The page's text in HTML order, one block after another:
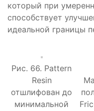
который при
способствует
идеальной границы
Рис. 66. Pattern
Resin
отшлифован до
минимальной